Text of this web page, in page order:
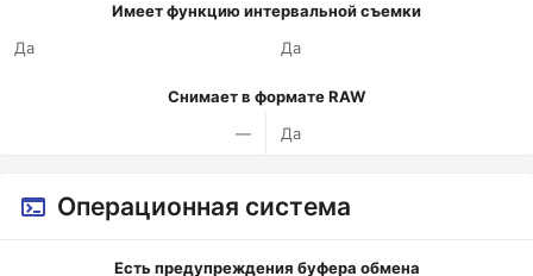
Имеет функцию интервальной съемки
Да
Да
Снимает в формате RAW
—
Да
Операционная система
Есть предупреждения буфера обмена